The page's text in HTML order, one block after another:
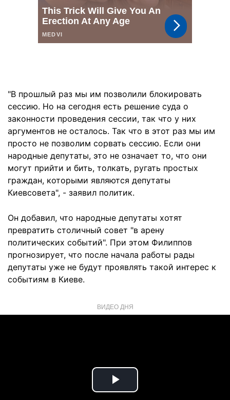
"В прошлый раз мы им позволили блокировать
сессию. Но на сегодня есть решение суда о
законности проведения сессии, так что у них
аргументов не осталось. Так что в этот раз мы им
просто не позволим сорвать сессию. Если они
народные депутаты, это не означает то, что они
могут прийти и бить, толкать, ругать простых
граждан, которыми являются депутаты
Киевсовета", - заявил политик.
Он добавил, что народные депутаты хотят
превратить столичный совет "в арену
политических событий". При этом Филиппов
прогнозирует, что после начала работы рады
депутаты уже не будут проявлять такой интерес к
событиям в Киеве.
ВИДЕО ДНЯ
Play